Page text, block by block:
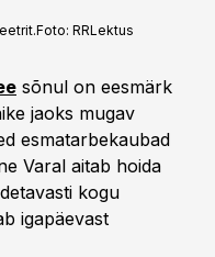
Foto: RRLektus
sõnul on eesmärk
jaoks mugav
esmatarbekaubad
Varal aitab hoida
kogu
igapäevast